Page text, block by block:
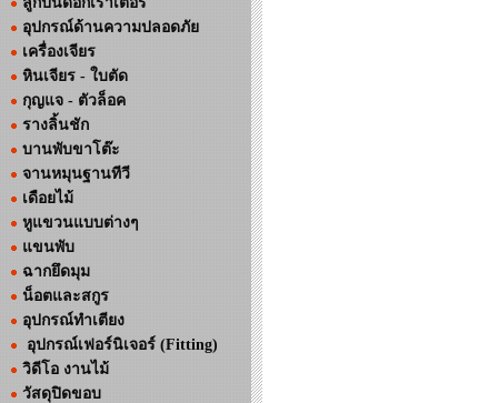
อุปกรณ์ด้านความปลอดภัย
เครื่องเจียร
หินเจียร - ใบตัด
กุญแจ - ตัวล็อค
รางลิ้นชัก
บานพับขาโต๊ะ
จานหมุนฐานทีวี
เดือยไม้
หูแขวนแบบต่างๆ
แขนพับ
ฉากยึดมุม
น็อตและสกูร
อุปกรณ์ทำเตียง
อุปกรณ์เฟอร์นิเจอร์ (Fitting)
วิดีโอ งานไม้
วัสดุปิดขอบ